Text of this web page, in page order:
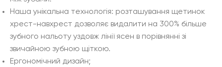
Наша унікальна технологія: розташування щетинок
хрест-навхрест дозволяє видалити на 300% більше
зубного нальоту уздовж лінії ясен в порівнянні зі
звичайною зубною щіткою.
Ергономічний дизайн;